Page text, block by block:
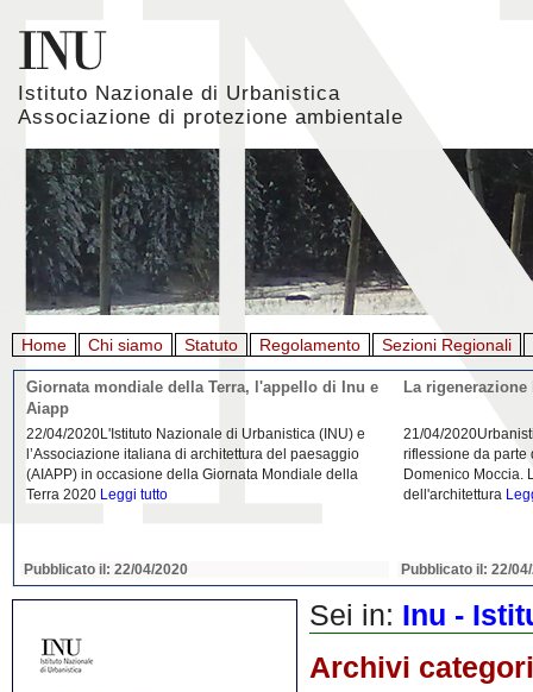
Istituto Nazionale di Urbanistica
Associazione di protezione ambientale
Home Chi siamo Statuto Regolamento Sezioni Regionali
Giornata mondiale della Terra, l'appello di Inu e
Aiapp
22/04/2020L'Istituto Nazionale di Urbanistica (INU) e
l’Associazione italiana di architettura del paesaggio
(AIAPP) in occasione della Giornata Mondiale della
Terra 2020 Leggi tutto
Pubblicato il: 22/04/2020
La
21/04/
riflessione da parte
Domenico Moccia.
dell'architettura
Pubblicato il: 22/
Sei in: Inu -
Archivi